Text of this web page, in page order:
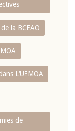
la BCEAO
L‘UEMOA
de